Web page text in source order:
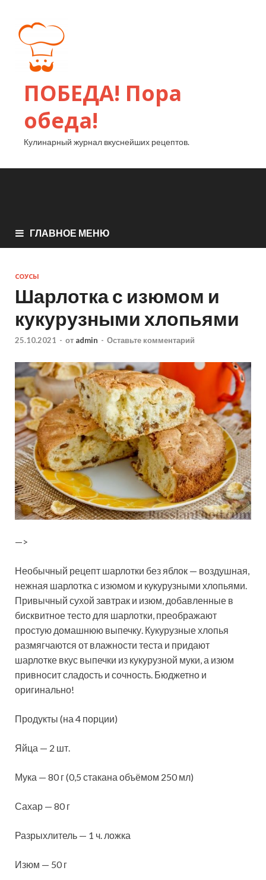
ПОБЕДА! Пора
обеда!
Кулинарный журнал вкуснейших рецептов.
ГЛАВНОЕ МЕНЮ
СОУСЫ
Шарлотка с изюмом и
кукурузными хлопьями
25.10.2021 - от admin - Оставьте комментарий
—>
Необычный рецепт шарлотки без яблок — воздушная,
нежная шарлотка с изюмом и кукурузными хлопьями.
Привычный сухой завтрак и изюм, добавленные в
бисквитное тесто для шарлотки, преображают
простую домашнюю выпечку. Кукурузные хлопья
размягчаются от влажности теста и придают
шарлотке вкус выпечки из кукурузной муки, а изюм
привносит сладость и сочность. Бюджетно и
оригинально!
Продукты (на 4 порции)
Яйца — 2 шт.
Мука — 80 г (0,5 стакана объёмом 250 мл)
Сахар — 80 г
Разрыхлитель — 1 ч. ложка
Изюм — 50 г